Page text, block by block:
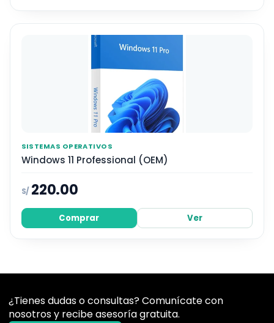
SISTEMAS OPERATIVOS
Windows 11 Professional (OEM)
S/ 220.00
Comprar Ver
¿Tienes dudas o consultas? Comunícate con
nosotros y recibe asesoría gratuita.